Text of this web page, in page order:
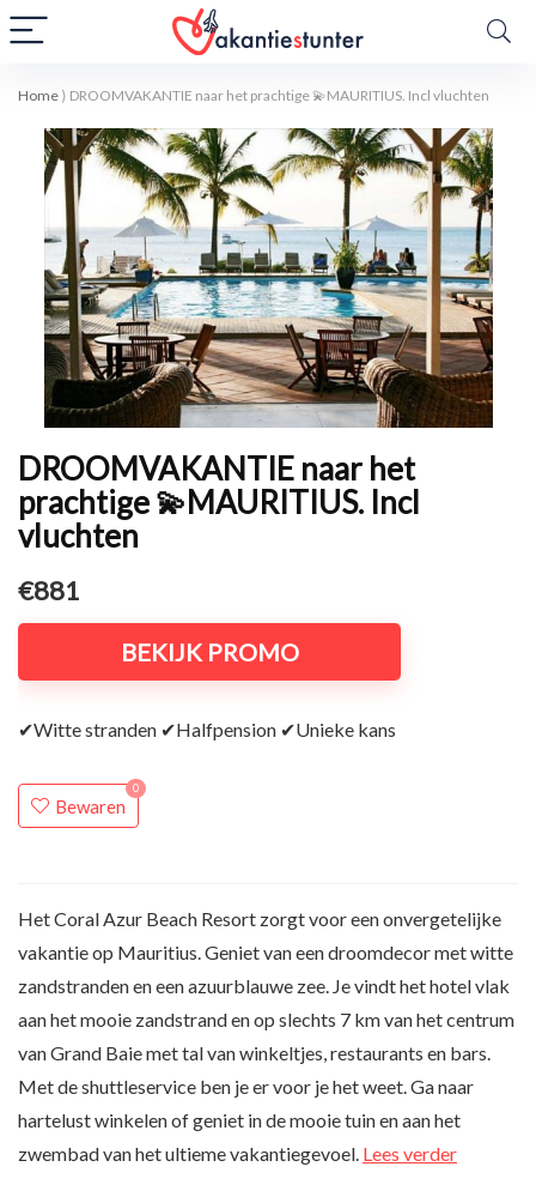
Home ⟩ DROOMVAKANTIE naar het prachtige 💫MAURITIUS. Incl vluchten
DROOMVAKANTIE naar het
prachtige 💫MAURITIUS. Incl
vluchten
€881
BEKIJK PROMO
✔Witte stranden ✔Halfpension ✔Unieke kans
Bewaren
0
Het Coral Azur Beach Resort zorgt voor een onvergetelijke
vakantie op Mauritius. Geniet van een droomdecor met witte
zandstranden en een azuurblauwe zee. Je vindt het hotel vlak
aan het mooie zandstrand en op slechts 7 km van het centrum
van Grand Baie met tal van winkeltjes, restaurants en bars.
Met de shuttleservice ben je er voor je het weet. Ga naar
hartelust winkelen of geniet in de mooie tuin en aan het
zwembad van het ultieme vakantiegevoel. Lees verder